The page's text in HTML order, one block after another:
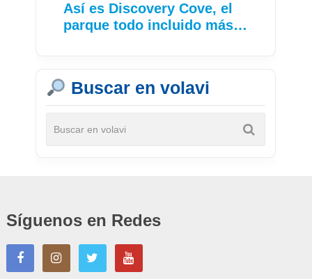
Así es Discovery Cove, el
parque todo incluido más…
Buscar en volavi
Síguenos en Redes